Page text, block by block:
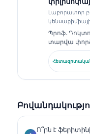
Լաբորատոր
Պրոֆ.
տարվա
լաբորատոր
լաբորատոր
Ո՞րն է